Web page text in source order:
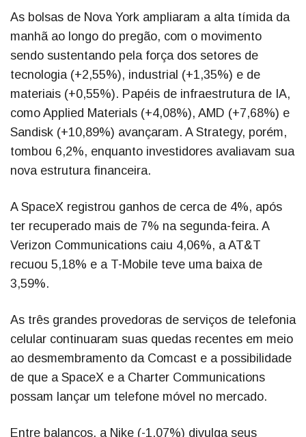
As bolsas de Nova York ampliaram a alta tímida da
manhã ao longo do pregão, com o movimento
sendo sustentando pela força dos setores de
tecnologia (+2,55%), industrial (+1,35%) e de
materiais (+0,55%). Papéis de infraestrutura de IA,
como Applied Materials (+4,08%), AMD (+7,68%) e
Sandisk (+10,89%) avançaram. A Strategy, porém,
tombou 6,2%, enquanto investidores avaliavam sua
nova estrutura financeira.
A SpaceX registrou ganhos de cerca de 4%, após
ter recuperado mais de 7% na segunda-feira. A
Verizon Communications caiu 4,06%, a AT&T
recuou 5,18% e a T-Mobile teve uma baixa de
3,59%.
As três grandes provedoras de serviços de telefonia
celular continuaram suas quedas recentes em meio
ao desmembramento da Comcast e a possibilidade
de que a SpaceX e a Charter Communications
possam lançar um telefone móvel no mercado.
Entre balanços, a Nike (-1,07%) divulga seus